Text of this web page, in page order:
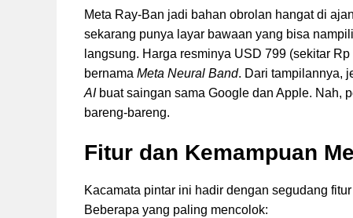
Meta Ray-Ban jadi bahan obrolan hangat di
sekarang punya layar bawaan yang bisa
langsung. Harga resminya USD 799 (sekitar
bernama Meta Neural Band. Dari tampilannya,
AIbuat saingan sama Google dan Apple. Nah,
bareng-bareng.
Fitur dan Kemampuan
Kacamata pintar ini hadir dengan segudang
Beberapa yang paling mencolok: